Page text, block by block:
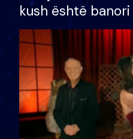
kush është
shtëpinë dhe
të fituar çmimin